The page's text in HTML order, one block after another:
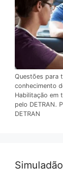
Questões para
conhecimento
Habilitação em
pelo DETRAN.
DETRAN